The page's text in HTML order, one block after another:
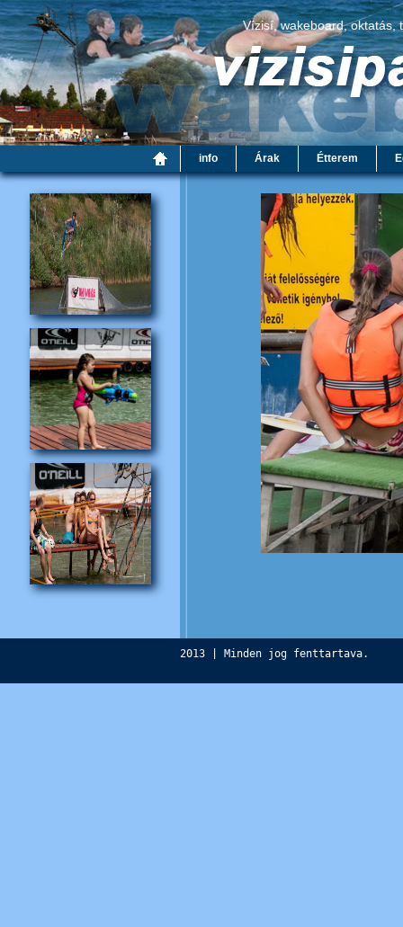
Vízisí, wakeboard, oktatás,
info Árak Étterem
2013 | Minden jog fenttartava.